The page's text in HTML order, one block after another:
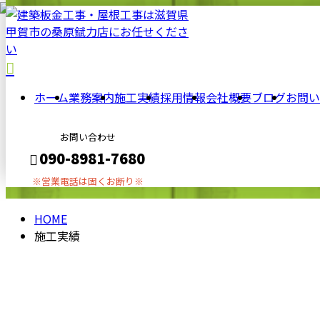
ホーム業務案内施工実績採用情報会社概要ブログお問
お問い合わせ
090-8981-7680
※営業電話は固くお断り※
メールフォーム
施
工
実
績
PAST
WORK
HOME
施工実績